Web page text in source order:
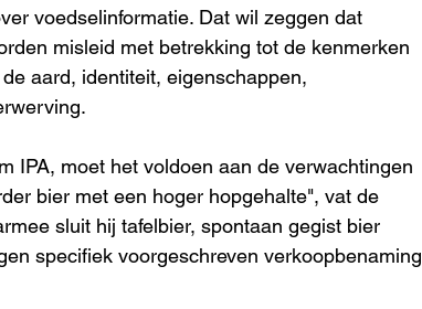
voedselinformatie. Dat wil zeggen dat
misleid met betrekking tot de kenmerken
aard, identiteit, eigenschappen,
IPA, moet het voldoen aan de verwachtingen
bier met een hoger hopgehalte", vat de
sluit hij tafelbier, spontaan gegist bier
specifiek voorgeschreven verkoopbenaming